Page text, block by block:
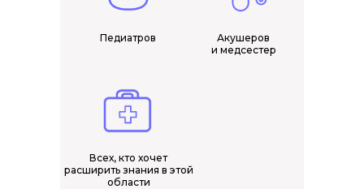
Педиатров
Акушеров
и медсестер
Всех, кто хочет
расширить знания в этой
области